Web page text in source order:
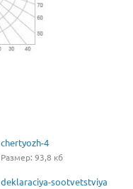
chertyozh-4
Размер: 93,8 кб
deklaraciya-sootvetstviya